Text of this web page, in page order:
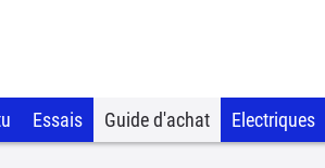
Essais Guide d'achat Electriques